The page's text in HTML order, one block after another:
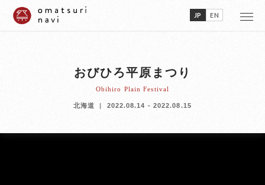
JP EN
おびひろ平原まつり
Obihiro Plain Festival
北海道 2022.08.14 - 2022.08.15